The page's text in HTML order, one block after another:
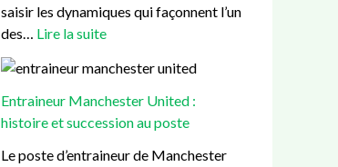
i
a
saisir les dynamiques qui façonnent l’un
des… Lire la suite
t
e
e
Entraineur Manchester United :
histoire et succession au poste
Le poste d’entraineur de Manchester
c
i
o
l
e
m
n
e
s
n